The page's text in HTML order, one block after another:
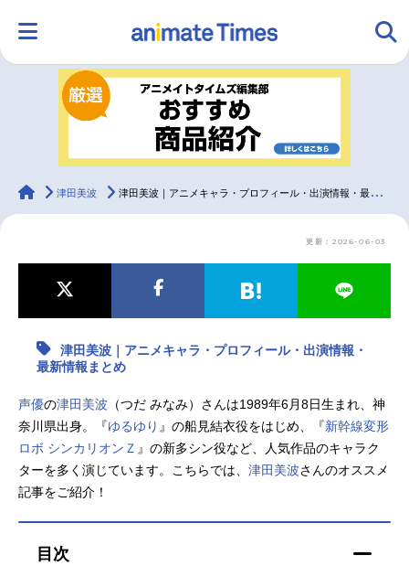
ランキング アニメ
ラジオ みんなの声 グッズ
最新記事一覧
アニメ記事一覧 声優記事一覧
アニメ映画一覧 実写化映画一覧
今期アニメ曜日別一覧
春アニメ 夏アニメ
秋アニメ
animateTimes
津田美波 津田美波｜アニメキャラ・プロフィール・出演情報・最新情報まとめ
更新：2026-06-03
津田美波｜アニメキャラ・プロフィール・出演情報・
最新情報まとめ
声優の津田美波 （つだ みなみ）さんは1989年6月8日生まれ、神
奈川県出身。『ゆるゆり 』の船見結衣役をはじめ、『新幹線変形
ロボ シンカリオンＺ 』の新多シン役など、人気作品のキャラク
ターを多く演じています。こちらでは、 津田美波さんのオススメ
記事をご紹介！
目次